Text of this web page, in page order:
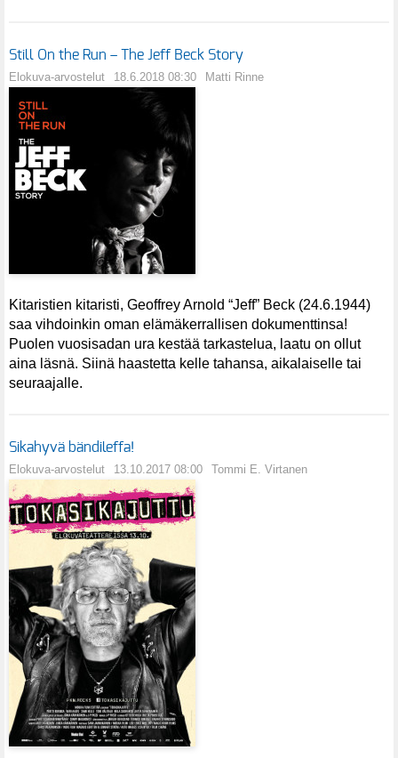
Still On the Run – The Jeff Beck Story
Elokuva-arvostelut 18.6.2018 08:30 Matti Rinne
Kitaristien kitaristi, Geoffrey Arnold “Jeff” Beck (24.6.1944)
saa vihdoinkin oman elämäkerrallisen dokumenttinsa!
Puolen vuosisadan ura kestää tarkastelua, laatu on ollut
aina läsnä. Siinä haastetta kelle tahansa, aikalaiselle tai
seuraajalle.
Sikahyvä bändileffa!
Elokuva-arvostelut 13.10.2017 08:00 Tommi E. Virtanen